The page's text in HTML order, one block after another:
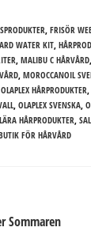
, FRISÖR
WATER KIT,
, MALIBU C HÅRVÅRD,
, MOROCCANOIL
OLAPLEX HÅRPRODUKTER,
, OLAPLEX SVENSKA,
HÅRPRODUKTER,
FÖR HÅRVÅRD
Sommaren